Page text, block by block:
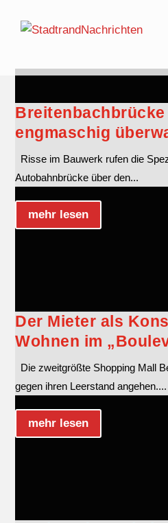
engmaschig
Risse im Bauwerk rufen die
Autobahnbrücke über den...
mehr lesen
Der Mieter als
Wohnen im
Die zweitgrößte Shopping Mall
gegen ihren Leerstand angehen....
mehr lesen